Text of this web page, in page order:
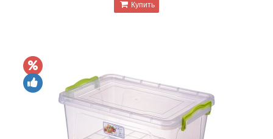
Купить